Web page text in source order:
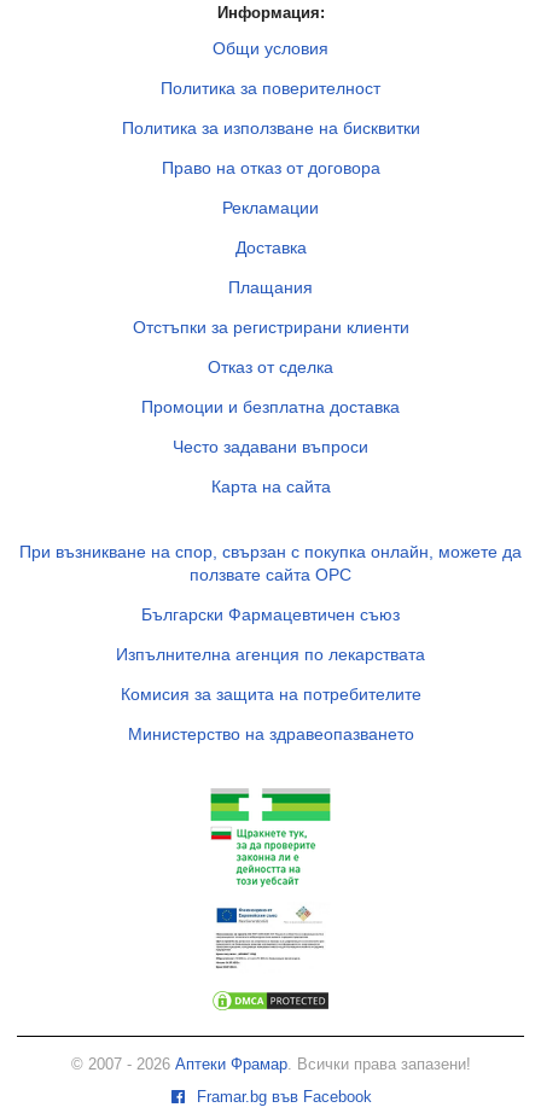
Информация:
Общи условия
Политика за поверителност
Политика за използване на бисквитки
Право на отказ от договора
Рекламации
Доставка
Плащания
Отстъпки за регистрирани клиенти
Отказ от сделка
Промоции и безплатна доставка
Често задавани въпроси
Карта на сайта
При възникване на спор, свързан с покупка онлайн, можете да
ползвате сайта ОРС
Български Фармацевтичен съюз
Изпълнителна агенция по лекарствата
Комисия за защита на потребителите
Министерство на здравеопазването
© 2007 - 2026 Аптеки Фрамар. Всички права запазени!
Framar.bg във Facebook